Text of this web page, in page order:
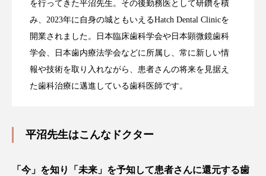
を行ってきた平沼先生。その後勤務医として研鑽を積
み、2023年に自身の城ともいえるHatch Dental Clinicを
開業されました。日本臨床歯科学会や日本顕微鏡歯科
学会、日本歯内療法学会などに所属し、常に新しい情
報や技術を取り入れながら、患者さんの将来を見据え
た歯科治療に邁進している歯科医師です。
平沼先生はこんなドクター
「今」を知り「未来」を予知して患者さんに還元する歯